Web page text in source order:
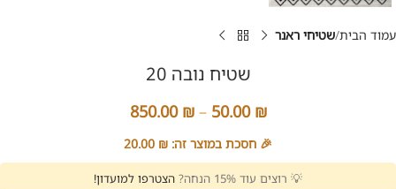
עמוד הבית שטיחי ראנר
שטיח נובה 20
50.00 ₪
–
850.00 ₪
🎉 חסכת במוצר זה: 20.00 ₪
💡 רוצים עוד 15% הנחה? הצטרפו למועדון!